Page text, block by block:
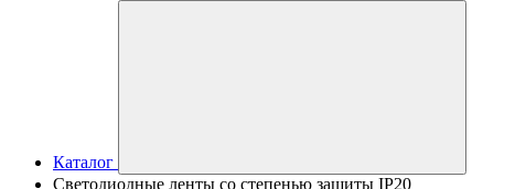
Каталог
Светодиодные ленты со степенью защиты IP20